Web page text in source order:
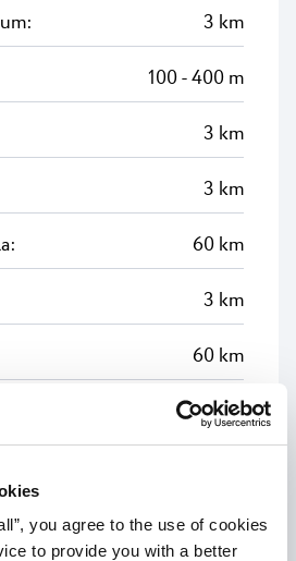
you agree to the use of cookies
to provide you with a better
3 km
100 - 400 m
3 km
3 km
60 km
3 km
60 km
(gegen Aufpreis): alle 30